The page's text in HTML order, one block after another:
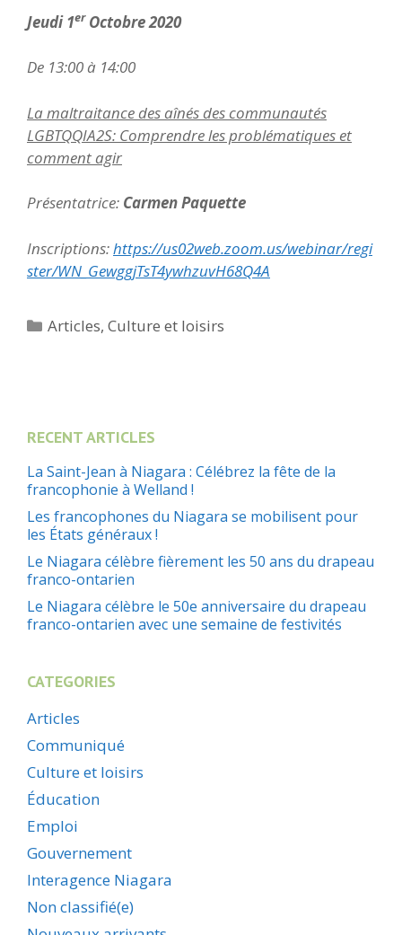
Jeudi 1erOctobre 2020
De 13:00 à 14:00
La maltraitance des aînés des communautés
LGBTQQIA2S: Comprendre les problématiques et
comment agir
Présentatrice: Carmen Paquette
Inscriptions:https://us02web.zoom.us/webinar/regi
ster/WN_GewggjTsT4ywhzuvH68Q4A
Catégories
Articles,Culture et loisirs
RECENT ARTICLES
La Saint-Jean à Niagara : Célébrez la fête de la
francophonie à Welland !
Les francophones du Niagara se mobilisent pour
les États généraux !
Le Niagara célèbre fièrement les 50 ans du drapeau
franco-ontarien
Le Niagara célèbre le 50e anniversaire du drapeau
franco-ontarien avec une semaine de festivités
CATEGORIES
Articles
Communiqué
Culture et loisirs
Éducation
Emploi
Gouvernement
Interagence Niagara
Non classifié(e)